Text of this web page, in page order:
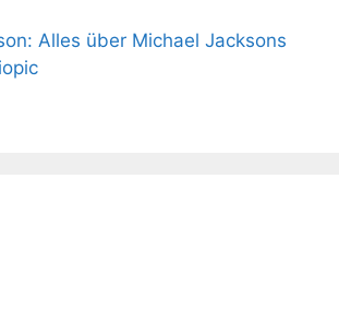
Alles über Michael Jacksons